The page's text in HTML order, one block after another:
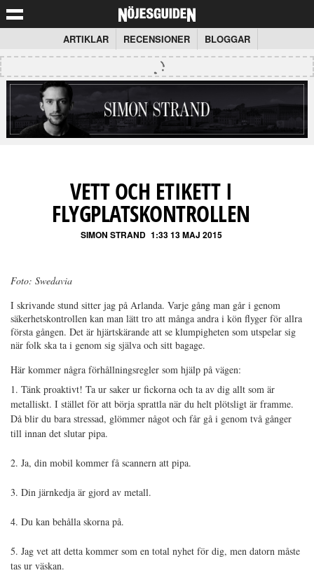
ARTIKLAR RECENSIONER BLOGGAR
VETT OCH ETIKETT I
FLYGPLATSKONTROLLEN
SIMON STRAND 1:33 13 MAJ 2015
Foto: Swedavia
I skrivande stund sitter jag på Arlanda. Varje gång man går i genom
säkerhetskontrollen kan man lätt tro att många andra i kön flyger för allra
första gången. Det är hjärtskärande att se klumpigheten som utspelar sig
när folk ska ta i genom sig själva och sitt bagage.
Här kommer några förhållningsregler som hjälp på vägen:
1. Tänk proaktivt! Ta ur saker ur fickorna och ta av dig allt som är
metalliskt. I stället för att börja sprattla när du helt plötsligt är framme.
Då blir du bara stressad, glömmer något och får gå i genom två gånger
till innan det slutar pipa.
2. Ja, din mobil kommer få scannern att pipa.
3. Din järnkedja är gjord av metall.
4. Du kan behålla skorna på.
5. Jag vet att detta kommer som en total nyhet för dig, men datorn måste
tas ur väskan.